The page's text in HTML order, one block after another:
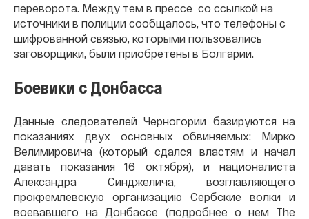
переворота. Между тем в прессе со ссылкой на
источники в полиции сообщалось, что телефоны с
шифрованной связью, которыми пользовались
заговорщики, были приобретены в Болгарии.
Боевики с Донбасса
Данные следователей Черногории базируются на
показаниях двух основных обвиняемых: Мирко
Велимировича (который сдался властям и начал
давать показания 16 октября), и националиста
Александра Синджелича, возглавляющего
прокремлевскую организацию Сербские волки и
воевавшего на Донбассе (подробнее о нем The